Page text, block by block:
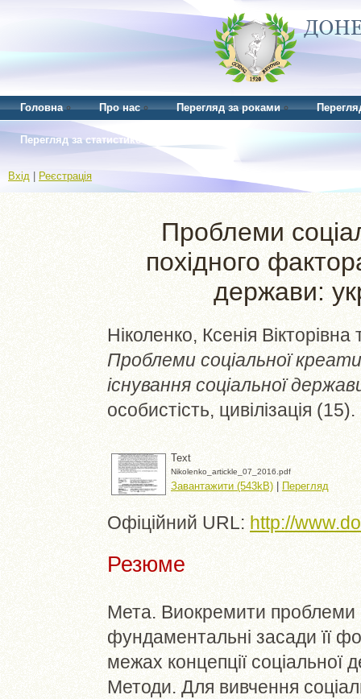
Головна Про нас Перегляд за роками
Перегляд за статистикою
Вхід Реєстрація
Проблеми
похідного
держави:
Ніколенко, Ксенія Вікторівна
Проблеми соціальної
існування соціальної
особистість, цивілізація
Text
Nikolenko_artickle_07_2016.pdf
Завантажити (543kB) | Перегляд
Офіційний URL: http://
Резюме
Мета. Виокремити проблеми
фундаментальні засади її
межах концепції соціальної
Методи. Для вивчення